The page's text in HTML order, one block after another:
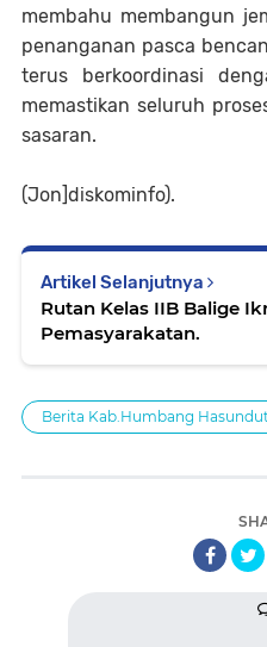
membahu membangun
penanganan pasca
terus berkoordinasi
memastikan seluruh
sasaran.
(Jon]diskominfo).
Artikel Selanjutnya
Rutan Kelas IIB Balige
Pemasyarakatan.
Berita Kab.Humbang